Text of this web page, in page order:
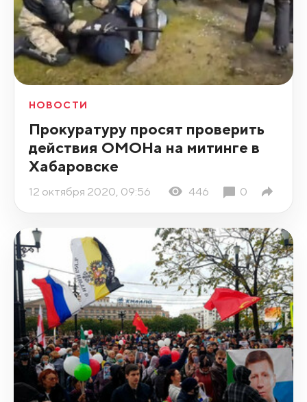
НОВОСТИ
Прокуратуру просят проверить
действия ОМОНа на митинге в
Хабаровске
12 октября 2020, 09:56 446 0